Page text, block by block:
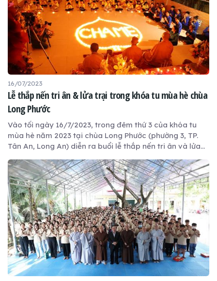
16/07/2023
Lễ thắp nến tri ân & lửa trại trong khóa tu mùa hè chùa
Long Phước
Vào tối ngày 16/7/2023, trong đêm thứ 3 của khóa tu
mùa hè năm 2023 tại chùa Long Phước (phường 3, TP.
Tân An, Long An) diễn ra buổi lễ thắp nến tri ân và lửa